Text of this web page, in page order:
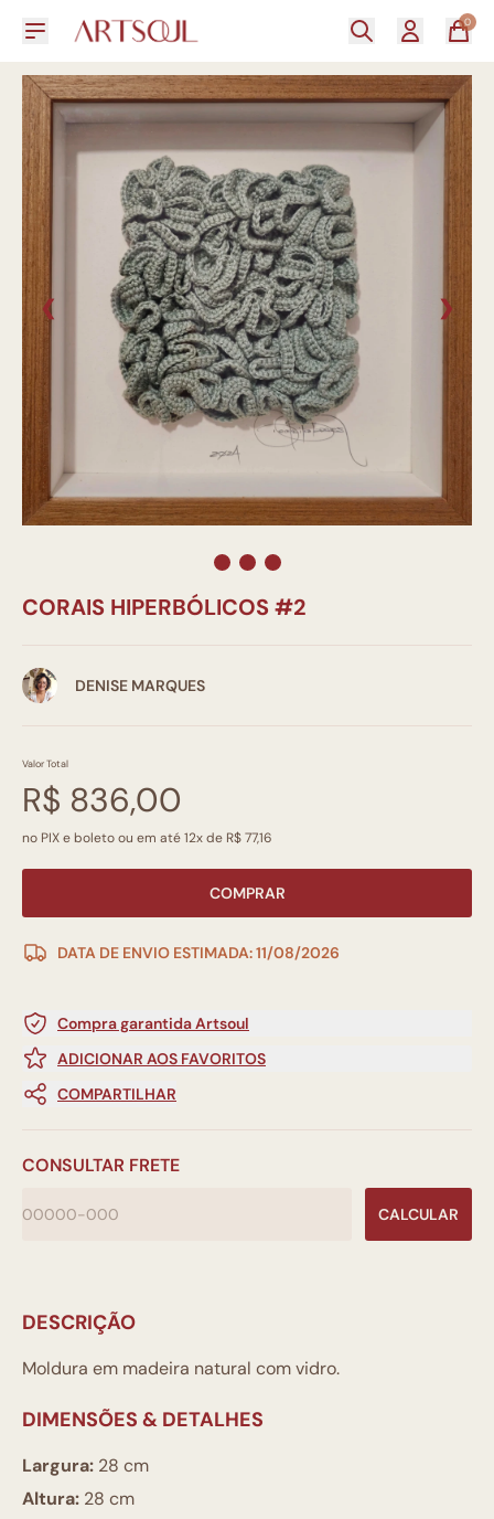
0
❮ ❯
CORAIS HIPERBÓLICOS #2
DENISE MARQUES
Valor Total
R$ 836,00
no PIX e boleto ou em até 12x de R$ 77,16
COMPRAR
DATA DE ENVIO ESTIMADA: 11/08/2026
Compra garantida Artsoul
ADICIONAR AOS FAVORITOS
COMPARTILHAR
CONSULTAR FRETE
CALCULAR
DESCRIÇÃO
Moldura em madeira natural com vidro.
DIMENSÕES & DETALHES
Largura: 28 cm
Altura: 28 cm